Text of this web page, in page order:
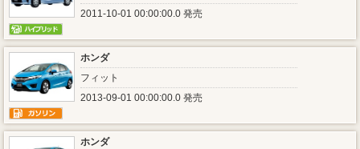
2011-10-01 00:00:00.0 発売
ホンダ
フィット
2013-09-01 00:00:00.0 発売
ホンダ